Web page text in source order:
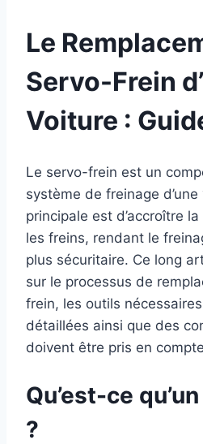
Le
Servo-Frein
Voiture :
Le servo-frein est un
système de freinage
principale est d’accroître
les freins, rendant le
plus sécuritaire. Ce long
sur le processus de
frein, les outils
détaillées ainsi que des
doivent être pris en
Qu’est-ce
?